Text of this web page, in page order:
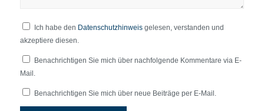
Ich habe den Datenschutzhinweisgelesen, verstanden und
akzeptiere diesen.
Benachrichtigen Sie mich über nachfolgende Kommentare via E-
Mail.
Benachrichtigen Sie mich über neue Beiträge per E-Mail.